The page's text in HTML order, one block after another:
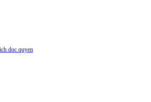
doc quyen